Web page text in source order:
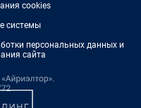
cookies
системы
персональных данных и
сайта